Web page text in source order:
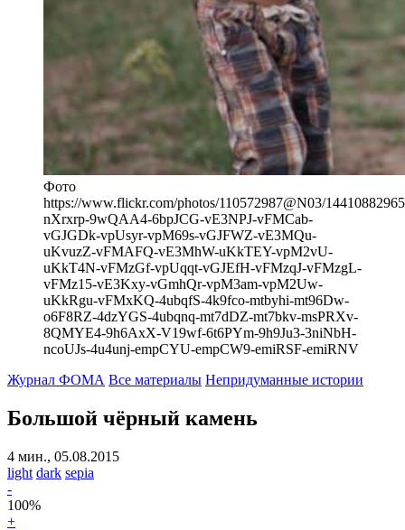
Фото
https://www.flickr.com/photos/110572987@N03/
nXrxrp-9wQAA4-6bpJCG-vE3NPJ-vFMCab-
vGJGDk-vpUsyr-vpM69s-vGJFWZ-vE3MQu-
uKvuzZ-vFMAFQ-vE3MhW-uKkTEY-vpM2vU-
uKkT4N-vFMzGf-vpUqqt-vGJEfH-vFMzqJ-vFMzgL-
vFMz15-vE3Kxy-vGmhQr-vpM3am-vpM2Uw-
uKkRgu-vFMxKQ-4ubqfS-4k9fco-mtbyhi-mt96Dw-
o6F8RZ-4dzYGS-4ubqnq-mt7dDZ-mt7bkv-msPRXv-
8QMYE4-9h6AxX-V19wf-6t6PYm-9h9Ju3-3niNbH-
ncoUJs-4u4unj-empCYU-empCW9-emiRSF-emiRNV
Журнал ФОМА Все материалы Непридуманные истории
Большой чёрный камень
4 мин., 05.08.2015
light dark sepia
-
100%
+